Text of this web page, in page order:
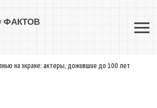
на экране: актеры, дожившие до 100 лет